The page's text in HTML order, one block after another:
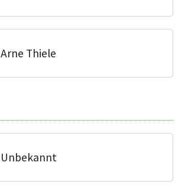
Arne Thiele
Unbekannt